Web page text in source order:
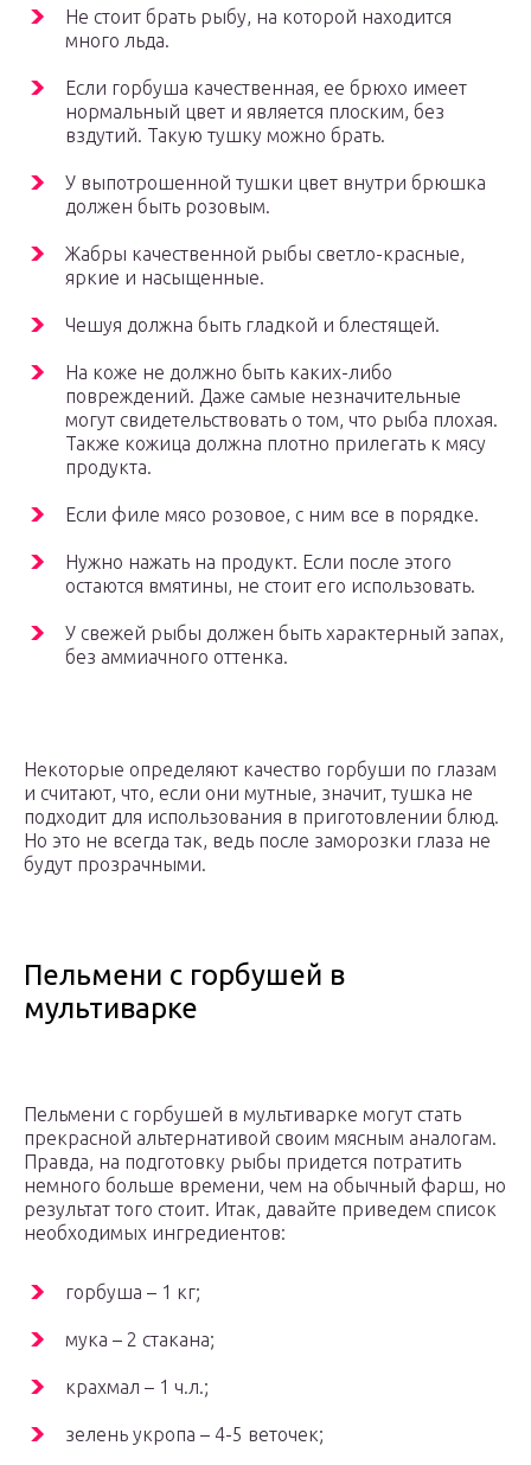
Не стоит брать рыбу, на которой находится
много льда.
Если горбуша качественная, ее брюхо имеет
нормальный цвет и является плоским, без
вздутий. Такую тушку можно брать.
У выпотрошенной тушки цвет внутри брюшка
должен быть розовым.
Жабры качественной рыбы светло-красные,
яркие и насыщенные.
Чешуя должна быть гладкой и блестящей.
На коже не должно быть каких-либо
повреждений. Даже самые незначительные
могут свидетельствовать о том, что рыба плохая.
Также кожица должна плотно прилегать к мясу
продукта.
Если филе мясо розовое, с ним все в порядке.
Нужно нажать на продукт. Если после этого
остаются вмятины, не стоит его использовать.
У свежей рыбы должен быть характерный запах,
без аммиачного оттенка.
Некоторые определяют качество горбуши по глазам
и считают, что, если они мутные, значит, тушка не
подходит для использования в приготовлении блюд.
Но это не всегда так, ведь после заморозки глаза не
будут прозрачными.
Пельмени с горбушей в
мультиварке
Пельмени с горбушей в мультиварке могут стать
прекрасной альтернативой своим мясным аналогам.
Правда, на подготовку рыбы придется потратить
немного больше времени, чем на обычный фарш, но
результат того стоит. Итак, давайте приведем список
необходимых ингредиентов:
горбуша – 1 кг;
мука – 2 стакана;
крахмал – 1 ч.л.;
зелень укропа – 4-5 веточек;